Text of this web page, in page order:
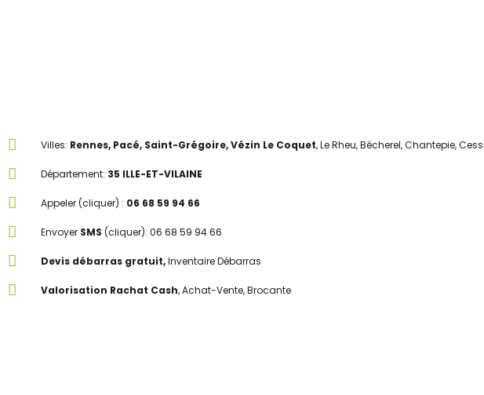
Villes: Rennes, Pacé, Saint-Grégoire, Vézin Le Coquet, Le Rheu, Bécherel, Chantepie,
Département: 35 ILLE-ET-VILAINE
Appeler (cliquer) : 06 68 59 94 66
Envoyer SMS (cliquer): 06 68 59 94 66
Devis débarras gratuit,Inventaire Débarras
Valorisation Rachat Cash, Achat-Vente, Brocante